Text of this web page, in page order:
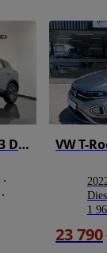
Nissan Qashqai 1.3 DIG-T N-Connecta LED VW T-
1
23 790